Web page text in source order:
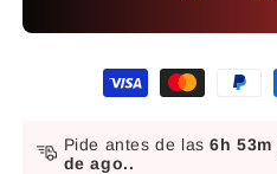
Formas de pago
Pide antes de las6h 53m
de ago..